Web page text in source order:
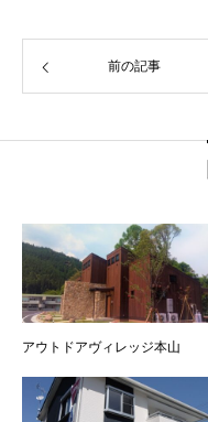
前の記事
アウトドアヴィレッジ本山